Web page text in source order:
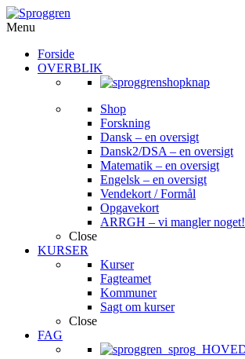
Menu
Forside
OVERBLIK
Shop
Forskning
Dansk – en oversigt
Dansk2/DSA – en oversigt
Matematik – en oversigt
Engelsk – en oversigt
Vendekort / Formål
Opgavekort
ARRGH – vi mangler noget!
Close
KURSER
Kurser
Fagteamet
Kommuner
Sagt om kurser
Close
FAG